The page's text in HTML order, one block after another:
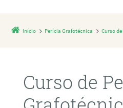
Início Perícia Grafotécnica Curso
Curso de